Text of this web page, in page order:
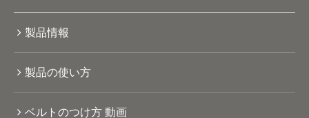
製品情報
製品の使い方
ベルトのつけ方 動画